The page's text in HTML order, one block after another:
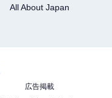
All About Japan
広告掲載